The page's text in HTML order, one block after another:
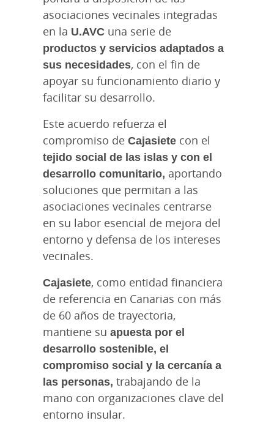
asociaciones vecinales integradas
en la U.AVC una serie de
productos y servicios adaptados a
sus necesidades, con el fin de
apoyar su funcionamiento diario y
facilitar su desarrollo.
Este acuerdo refuerza el
compromiso de Cajasiete con el
tejido social de las islas y con el
desarrollo comunitario, aportando
soluciones que permitan a las
asociaciones vecinales centrarse
en su labor esencial de mejora del
entorno y defensa de los intereses
vecinales.
Cajasiete, como entidad financiera
de referencia en Canarias con más
de 60 años de trayectoria,
mantiene su apuesta por el
desarrollo sostenible, el
compromiso social y la cercanía a
las personas, trabajando de la
mano con organizaciones clave del
entorno insular.